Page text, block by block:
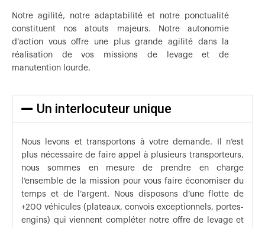
Notre agilité, notre adaptabilité et notre ponctualité
constituent nos atouts majeurs. Notre autonomie
d’action vous offre une plus grande agilité dans la
réalisation de vos missions de levage et de
manutention lourde.
Un interlocuteur unique
Nous levons et transportons à votre demande. Il n’est
plus nécessaire de faire appel à plusieurs transporteurs,
nous sommes en mesure de prendre en charge
l’ensemble de la mission pour vous faire économiser du
temps et de l’argent. Nous disposons d’une flotte de
+200 véhicules (plateaux, convois exceptionnels, portes-
engins) qui viennent compléter notre offre de levage et